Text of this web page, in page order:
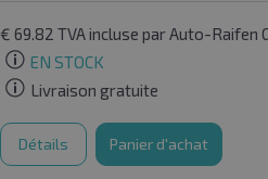
€ 69.82 TVA incluse par Auto-Raifen
EN STOCK
Livraison gratuite
Détails Panier d'achat